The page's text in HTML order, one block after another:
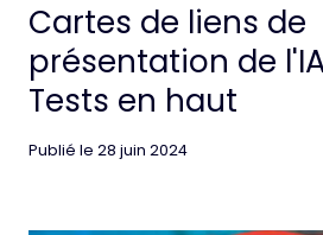
Cartes de liens de
présentation de
Tests en haut
Publié le 28 juin 2024